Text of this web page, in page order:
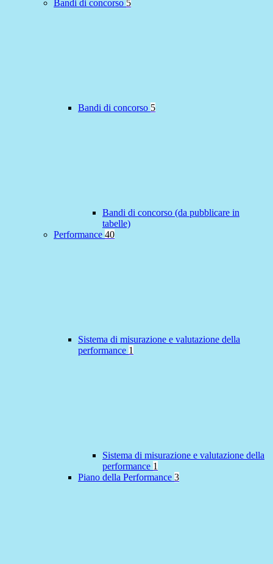
Bandi di concorso 5
Bandi di concorso 5
Bandi di concorso (da pubblicare in
tabelle)
Performance 40
Sistema di misurazione e valutazione della
performance 1
Sistema di misurazione e valutazione della
performance 1
Piano della Performance 3